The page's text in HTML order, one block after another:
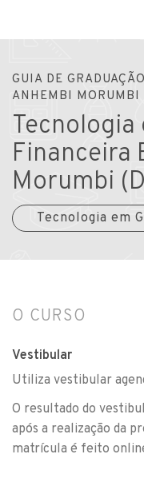
GUIA DE GRADUAÇÃO
ANHEMBI
Tecnologia
Financeira
Morumbi
Tecnologia em
O CURSO
Vestibular
Utiliza vestibular
O resultado do
após a realização da
matrícula é feito